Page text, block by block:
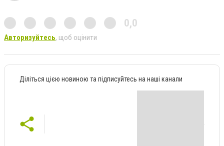
0,0
Авторизуйтесь, щоб оцінити
Діліться цією новиною та підписуйтесь на наші канали